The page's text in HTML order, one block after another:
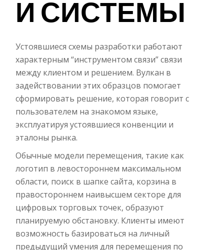
И СИСТЕМЫ
Устоявшиеся схемы разработки работают
характерным “инструментом связи” связи
между клиентом и решением. Вулкан в
задействовании этих образцов помогает
сформировать решение, которая говорит с
пользователем на знакомом языке,
эксплуатируя устоявшиеся конвенции и
эталоны рынка.
Обычные модели перемещения, такие как
логотип в левостороннем максимальном
области, поиск в шапке сайта, корзина в
правостороннем наивысшем секторе для
цифровых торговых точек, образуют
планируемую обстановку. Клиенты имеют
возможность базироваться на личный
предыдущий умения для перемещения по